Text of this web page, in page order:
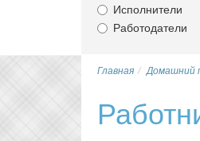
Исполнители
Работодатели
Главная Домашний